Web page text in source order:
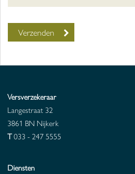
Versverzekeraar
Langestraat 32
3861 BN Nijkerk
T033 - 247 5555
Diensten